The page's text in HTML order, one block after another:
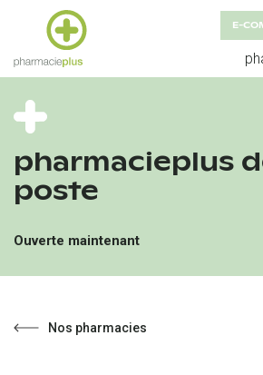
E-
pharmacieplus
poste
Ouverte maintenant
Nos pharmacies